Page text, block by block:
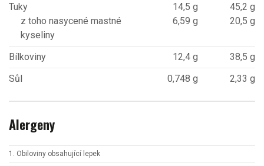
Tuky
z toho nasycené mastné
kyseliny
14,5 g
6,59 g
45,2 g
20,5 g
Bílkoviny 12,4 g
38,5 g
Sůl
0,748 g 2,33 g
Alergeny
1. Obiloviny obsahující lepek